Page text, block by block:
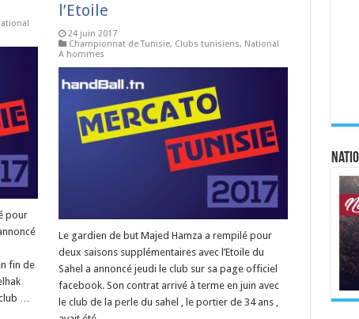
pour
fin de
…
l’Etoile
24 juin 2017
Championnat de Tunisie, Clubs tunisiens, National
A hommes
Le gardien de but Majed Hamza a rempilé pour
deux saisons supplémentaires avec l’Etoile du
Sahel a annoncé jeudi le club sur sa page officiel
facebook. Son contrat arrivé à terme en juin avec
le club de la perle du sahel , le portier de 34 ans ,